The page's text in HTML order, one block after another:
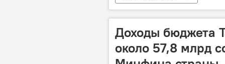
Доходы бюджета
около 57,8 млрд